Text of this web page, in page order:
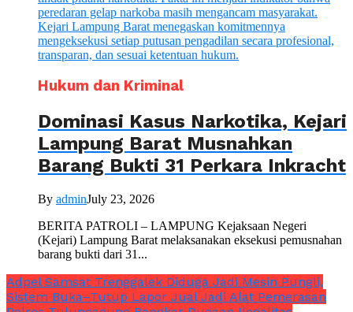
Hukum dan Kriminal
Dominasi Kasus Narkotika, Kejari
Lampung Barat Musnahkan
Barang Bukti 31 Perkara Inkracht
By adminJuly 23, 2026
BERITA PATROLI – LAMPUNG Kejaksaan Negeri
(Kejari) Lampung Barat melaksanakan eksekusi pemusnahan
barang bukti dari 31...
Adpel Samsat Trenggalek Diduga Jadi Mesin Pungli,
Sistem Buka–Tutup Lapor Jual Jadi Alat Pemerasan